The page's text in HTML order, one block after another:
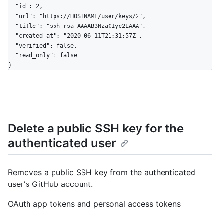
}
Delete a public SSH key for the
authenticated user
Removes a public SSH key from the authenticated
user's GitHub account.
OAuth app tokens and personal access tokens